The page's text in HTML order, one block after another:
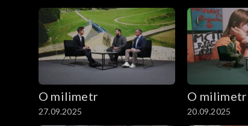
O milimetr
27.09.2025
O milimetr
20.09.2025